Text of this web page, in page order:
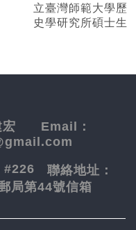
立臺灣師範大學歷
史學研究所碩士生
宏 Email：
#226 聯絡地址：
局第44號信箱